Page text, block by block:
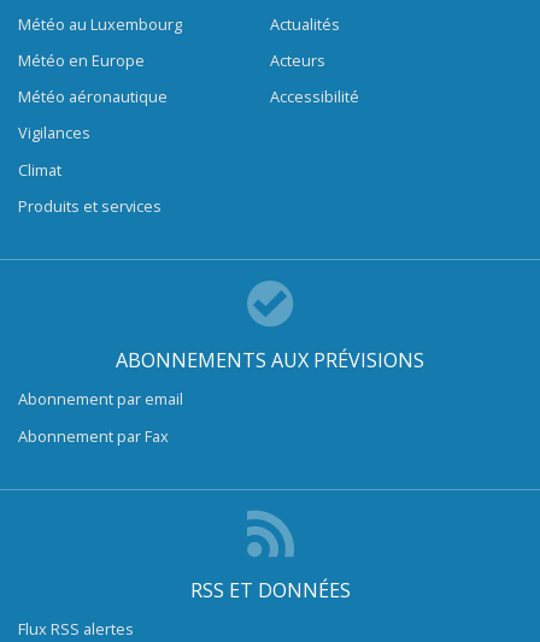
Météo au Luxembourg
Météo en Europe
Météo aéronautique
Vigilances
Climat
Produits et services
Actualités
Acteurs
Accessibilité
ABONNEMENTS AUX PRÉVISIONS
Abonnement par email
Abonnement par Fax
RSS ET DONNÉES
Flux RSS alertes